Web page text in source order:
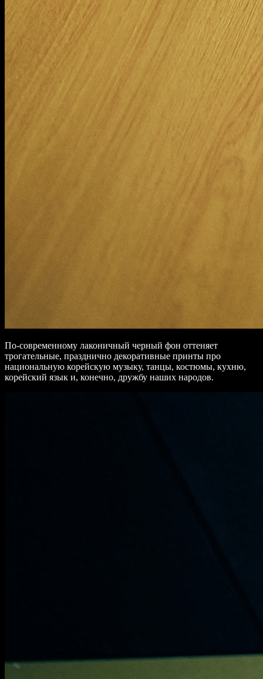
По-современному лаконичный черный фон оттеняет
трогательные, празднично декоративные принты про
национальную корейскую музыку, танцы, костюмы, кухню,
корейский язык и, конечно, дружбу наших народов.